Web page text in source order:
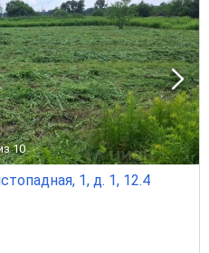
10
1, д. 1, 12.4